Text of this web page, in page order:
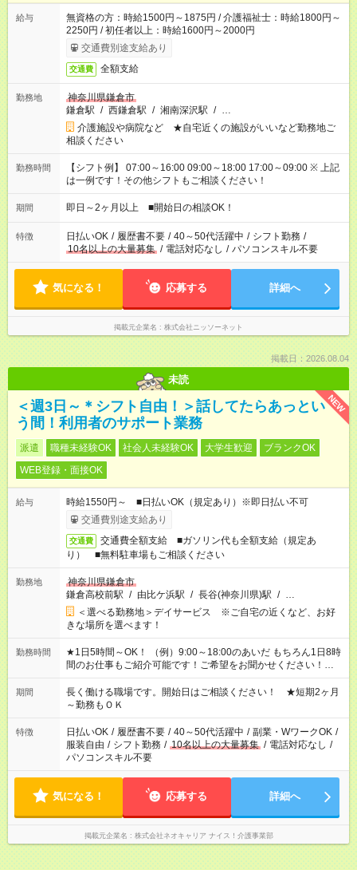
給与
無資格の方：時給1500円～1875円 / 介護福祉士：時給1800円～
2250円 / 初任者以上：時給1600円～2000円
交通費別途支給あり
交通費 全額支給
勤務地
神奈川県鎌倉市
鎌倉駅 / 西鎌倉駅 / 湘南深沢駅 / …
介護施設や病院など ★自宅近くの施設がいいなど勤務地ご
相談ください
勤務時間
【シフト例】 07:00～16:00 09:00～18:00 17:00～09:00 ※ 上記
は一例です！その他シフトもご相談ください！
期間 即日～2ヶ月以上 ■開始日の相談OK！
特徴 日払いOK / 履歴書不要 / 40～50代活躍中 / シフト勤務 /
10名以上の大量募集 / 電話対応なし / パソコンスキル不要
気になる！ 応募する 詳細へ
掲載元企業名 株式会社ニッソーネット
掲載日：2026.08.04
未読
NEW
＜週3日～＊シフト自由！＞話してたらあっとい
う間！利用者のサポート業務
派遣 職種未経験OK 社会人未経験OK 大学生歓迎
ブランクOK
WEB登録・面接OK
給与
時給1550円～ ■日払いOK（規定あり）※即日払い不可
交通費別途支給あり
交通費
交通費全額支給 ■ガソリン代も全額支給（規定あ
り） ■無料駐車場もご相談ください
勤務地
神奈川県鎌倉市
鎌倉高校前駅 / 由比ケ浜駅 / 長谷(神奈川県)駅 / …
＜選べる勤務地＞デイサービス ※ご自宅の近くなど、お好
きな場所を選べます！
勤務時間
★1日5時間～OK！ （例）9:00～18:00のあいだ もちろん1日8時
間のお仕事もご紹介可能です！ご希望をお聞かせください！★家
庭の都合でお休みが必要な場合も遠慮なくご相談ください。 ※
週最低15時間以上の勤務が必要です
期間
長く働ける職場です。開始日はご相談ください！ ★短期2ヶ月
～勤務もＯＫ
特徴 日払いOK / 履歴書不要 / 40～50代活躍中 / 副業・WワークOK /
服装自由 / シフト勤務 / 10名以上の大量募集 / 電話対応なし /
パソコンスキル不要
気になる！ 応募する 詳細へ
掲載元企業名 株式会社ネオキャリア ナイス！介護事業部